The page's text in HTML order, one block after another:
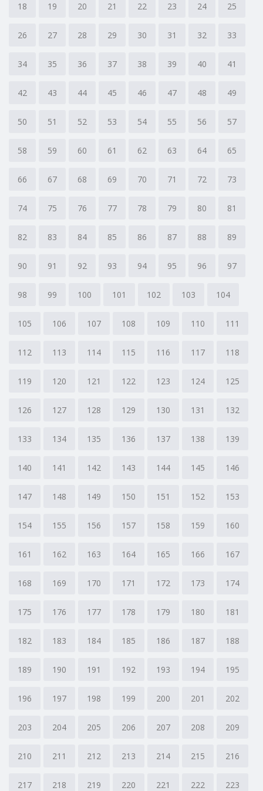
18 19 20 21 22 23 24 25
26 27 28 29 30 31 32 33
34 35 36 37 38 39 40 41
42 43 44 45 46 47 48 49
50 51 52 53 54 55 56 57
58 59 60 61 62 63 64 65
66 67 68 69 70 71 72 73
74 75 76 77 78 79 80 81
82 83 84 85 86 87 88 89
90 91 92 93 94 95 96 97
98 99 100 101 102 103 104
105 106 107 108 109 110 111
112 113 114 115 116 117 118
119 120 121 122 123 124 125
126 127 128 129 130 131 132
133 134 135 136 137 138 139
140 141 142 143 144 145 146
147 148 149 150 151 152 153
154 155 156 157 158 159 160
161 162 163 164 165 166 167
168 169 170 171 172 173 174
175 176 177 178 179 180 181
182 183 184 185 186 187 188
189 190 191 192 193 194 195
196 197 198 199 200 201 202
203 204 205 206 207 208 209
210 211 212 213 214 215 216
217 218 219 220 221 222 223